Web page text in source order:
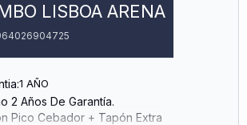
LISBOA ARENA
1 AÑO
2 Años De Garantía.
Pico Cebador + Tapón Extra